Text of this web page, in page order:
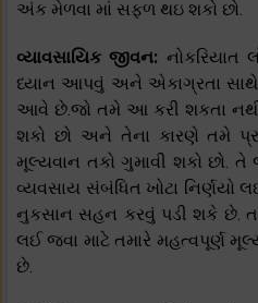
અંક મેળવા માં સફળ થઇ શકો છો.
વ્યાવસાયિક જીવન: નોકરિયાત
ધ્યાન આપવું અને એકાગ્રતા સાથે
આવે છે.જો તમે આ કરી શકતા
શકો છો અને તેના કારણે તમે
મૂલ્યવાન તકો ગુમાવી શકો છો.
વ્યવસાય સંબંધિત ખોટા
નુકસાન સહન કરવું પડી શકે છે.
લઈ જવા માટે તમારે મહત્વપૂર્ણ
છે.